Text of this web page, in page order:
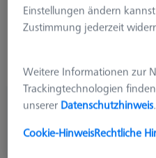
System
Messlänge (ML)
Tasterform
534,80 €
Einstellungen ändern
Zustimmung jederzeit
Weitere Informationen zur
Trackingtechnologien
unserer Datenschutzhinweis.
Cookie-HinweisRechtliche